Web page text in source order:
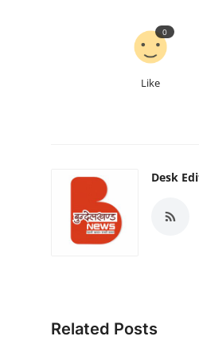
Like
0
Desk
Related Posts